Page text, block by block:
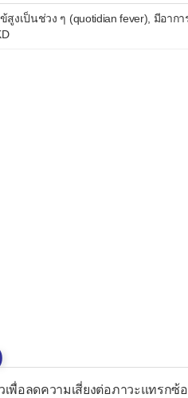
สูงเป็นช่วง ๆ (quotidian fever), มีอา
พื่อลดความเสี่ยงต่อภาวะแทรกซ้